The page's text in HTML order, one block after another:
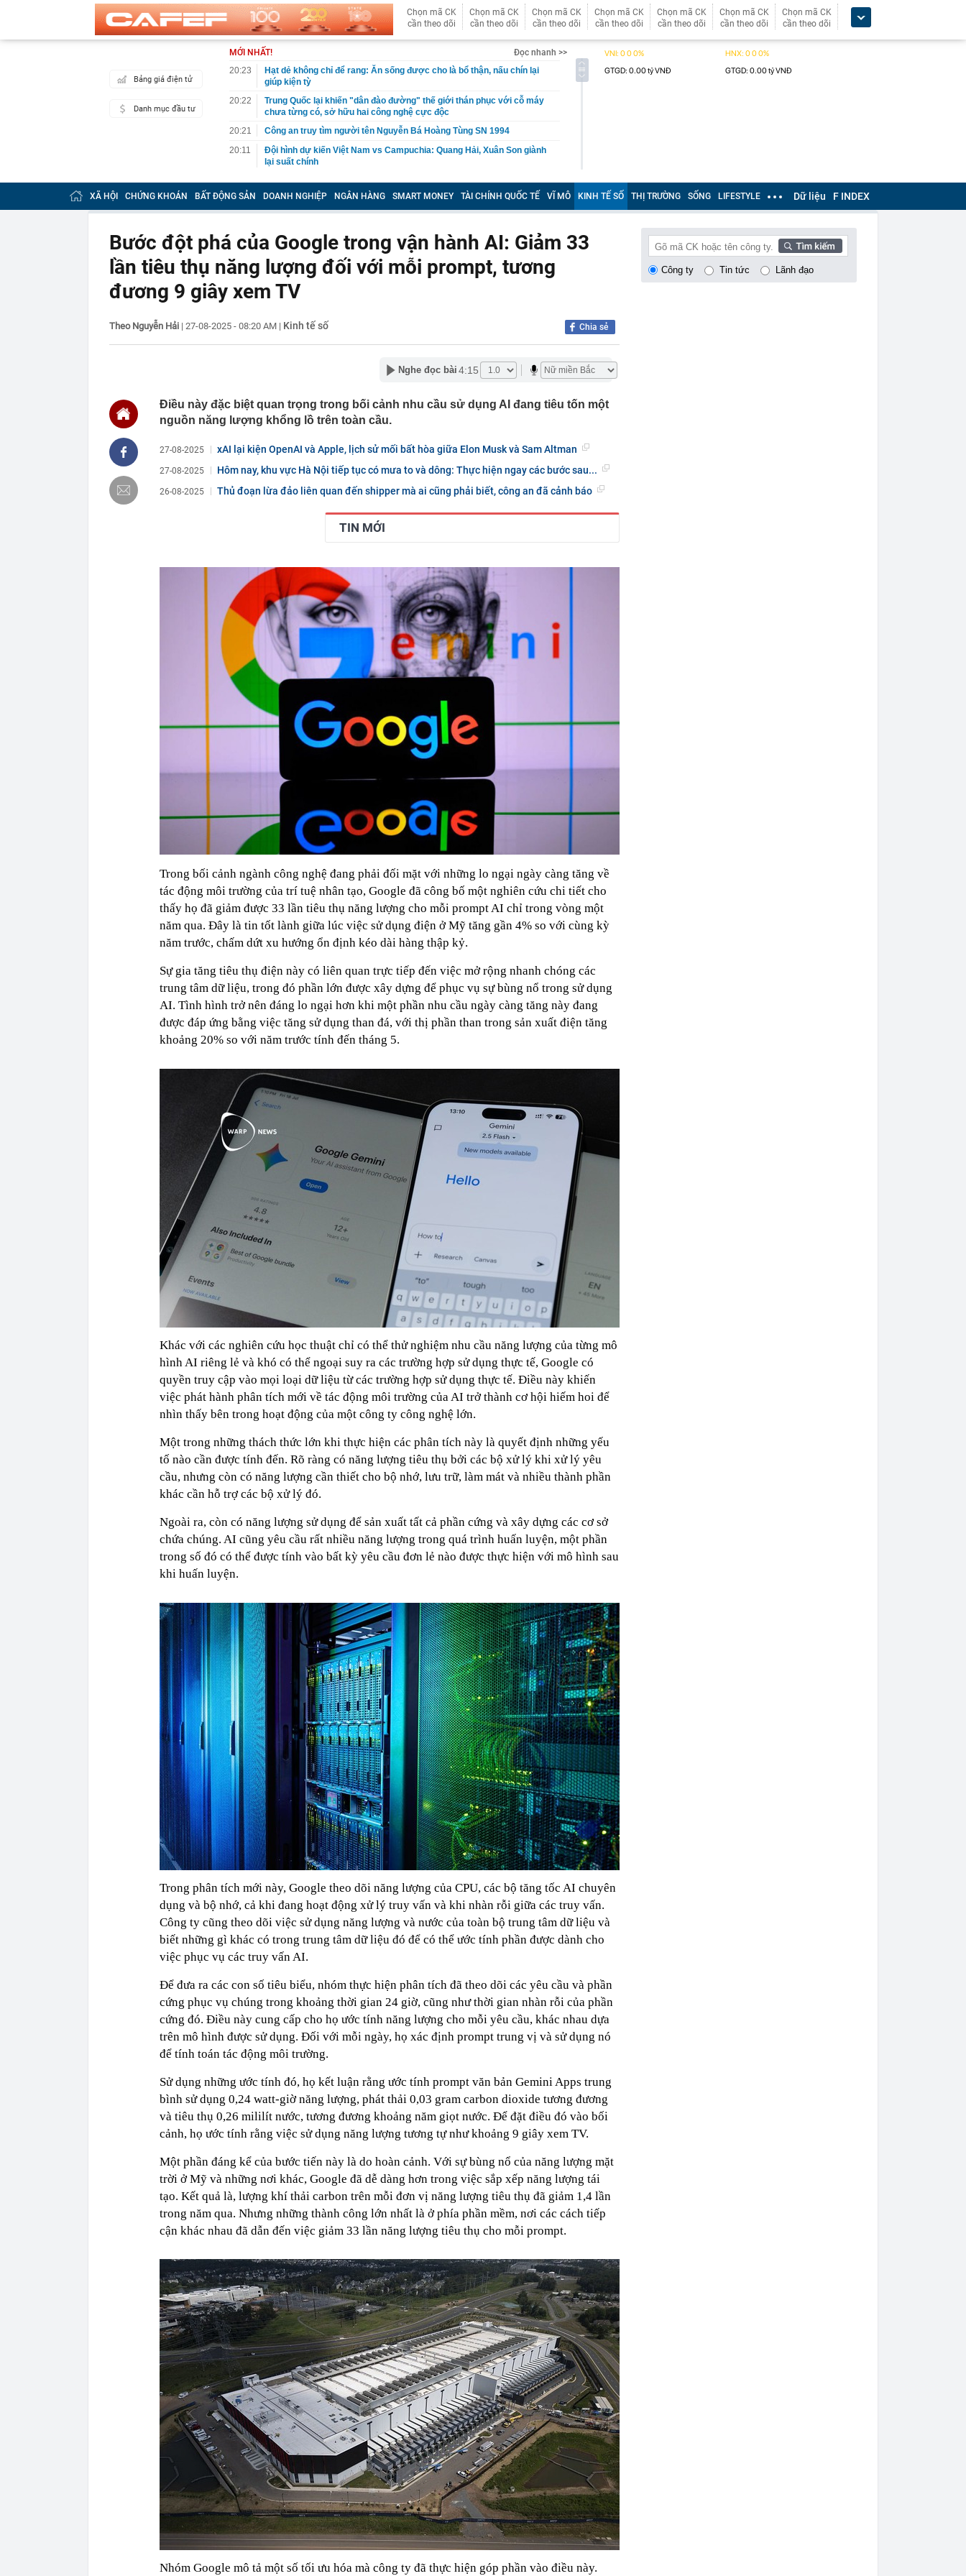
Chọn mã CK
cần theo dõi
Chọn mã CK
cần theo dõi
Chọn mã CK
cần theo dõi
Chọn mã CK
cần theo dõi
Chọn mã CK
cần theo dõi
Chọn mã CK
cần theo dõi
Chọn mã CK
cần theo dõi
Bảng giá điện tử
Danh mục đầu tư
MỚI NHẤT!
Đọc nhanh >>
20:23
Hạt dẻ không chỉ để rang: Ăn sống được cho là bổ thận, nấu chín lại
giúp kiện tỳ
20:22
Trung Quốc lại khiến "dân đào đường" thế giới thán phục với cỗ máy
chưa từng có, sở hữu hai công nghệ cực độc
20:21
Công an truy tìm người tên Nguyễn Bá Hoàng Tùng SN 1994
20:11
Đội hình dự kiến Việt Nam vs Campuchia: Quang Hải, Xuân Son giành
lại suất chính
20:03
Ra ngân hàng rút 1,5 tỷ đồng tiền mặt, cặp vợ chồng "lọt tầm ngắm" bị
công an tìm đến tận nhà
20:01
Giá card đồ họa dậy sóng ở châu Á, game thủ Việt Nam có “dính bão”?
trước chiến tranh
19:59
Trước 31/8/2026, hoàn thành kế hoạch cơ cấu lại vốn nhà nước tại
doanh nghiệp giai đoạn 2026-2030
19:49
Chuyên gia Phan Anh Tú: Việt Nam không nên vội vàng trước
19:40
Đem đấu giá bộ trang sức kim cương 25 tỷ của bà Trương Mỹ Lan:
Mất hết hóa đơn nhưng món đắt nhất giá 9,4 tỷ
Lý do tên lửa đạn đạo Nga liên tục xuyên thủng lưới phòng không
19:37
Nơi chuẩn bị lên thành phố trực thuộc Trung ương mới của Việt Nam
báo tin vui
MB, Sacombank, HDBank,...
19:21
Cây nha đam 28 năm tuổi héo khô suốt 2 năm bỗng bật chồi, cách xử
Thái Lan: Nam sinh nổ súng đoạt mạng nhiều giáo viên và bạn học
XSMB 7/8 - Kết quả xổ số miền Bắc hôm nay thứ Sáu ngày 7/8/2026
18:57
Tài khoản ngân hàng chưa từng được sử dụng bất ngờ có số dư 100
triệu đồng
XÃ HỘI CHỨNG KHOÁN BẤT ĐỘNG SẢN DOANH NGHIỆP NGÂN HÀNG SMART MONEY TÀI CHÍNH QUỐC TẾ VĨ MÔ KINH TẾ SỐ THỊ TRƯỜNG SỐNG LIFESTYLE Dữ liệu F INDEX
Bước đột phá của Google trong vận hành AI: Giảm 33
lần tiêu thụ năng lượng đối với mỗi prompt, tương
đương 9 giây xem TV
Theo Nguyễn Hải | 27-08-2025 - 08:20 AM | Kinh tế số Chia sẻ
Nghe đọc bài 4:15
Điều này đặc biệt quan trọng trong bối cảnh nhu cầu sử dụng AI đang tiêu tốn một
nguồn năng lượng khổng lồ trên toàn cầu.
27-08-2025 xAI lại kiện OpenAI và Apple, lịch sử mối bất hòa giữa Elon Musk và Sam Altman
27-08-2025 Hôm nay, khu vực Hà Nội tiếp tục có mưa to và dông: Thực hiện ngay các bước sau...
26-08-2025 Thủ đoạn lừa đảo liên quan đến shipper mà ai cũng phải biết, công an đã cảnh báo
TIN MỚI
Trong bối cảnh ngành công nghệ đang phải đối mặt với những lo ngại ngày càng tăng về
tác động môi trường của trí tuệ nhân tạo, Google đã công bố một nghiên cứu chi tiết cho
thấy họ đã giảm được 33 lần tiêu thụ năng lượng cho mỗi prompt AI chỉ trong vòng một
năm qua. Đây là tin tốt lành giữa lúc việc sử dụng điện ở Mỹ tăng gần 4% so với cùng kỳ
năm trước, chấm dứt xu hướng ổn định kéo dài hàng thập kỷ.
Sự gia tăng tiêu thụ điện này có liên quan trực tiếp đến việc mở rộng nhanh chóng các
trung tâm dữ liệu, trong đó phần lớn được xây dựng để phục vụ sự bùng nổ trong sử dụng
AI. Tình hình trở nên đáng lo ngại hơn khi một phần nhu cầu ngày càng tăng này đang
được đáp ứng bằng việc tăng sử dụng than đá, với thị phần than trong sản xuất điện tăng
khoảng 20% so với năm trước tính đến tháng 5.
Khác với các nghiên cứu học thuật chỉ có thể thử nghiệm nhu cầu năng lượng của từng mô
hình AI riêng lẻ và khó có thể ngoại suy ra các trường hợp sử dụng thực tế, Google có
quyền truy cập vào mọi loại dữ liệu từ các trường hợp sử dụng thực tế. Điều này khiến
việc phát hành phân tích mới về tác động môi trường của AI trở thành cơ hội hiếm hoi để
nhìn thấy bên trong hoạt động của một công ty công nghệ lớn.
Một trong những thách thức lớn khi thực hiện các phân tích này là quyết định những yếu
tố nào cần được tính đến. Rõ ràng có năng lượng tiêu thụ bởi các bộ xử lý khi xử lý yêu
cầu, nhưng còn có năng lượng cần thiết cho bộ nhớ, lưu trữ, làm mát và nhiều thành phần
khác cần hỗ trợ các bộ xử lý đó.
Ngoài ra, còn có năng lượng sử dụng để sản xuất tất cả phần cứng và xây dựng các cơ sở
chứa chúng. AI cũng yêu cầu rất nhiều năng lượng trong quá trình huấn luyện, một phần
trong số đó có thể được tính vào bất kỳ yêu cầu đơn lẻ nào được thực hiện với mô hình sau
khi huấn luyện.
Trong phân tích mới này, Google theo dõi năng lượng của CPU, các bộ tăng tốc AI chuyên
dụng và bộ nhớ, cả khi đang hoạt động xử lý truy vấn và khi nhàn rỗi giữa các truy vấn.
Công ty cũng theo dõi việc sử dụng năng lượng và nước của toàn bộ trung tâm dữ liệu và
biết những gì khác có trong trung tâm dữ liệu đó để có thể ước tính phần được dành cho
việc phục vụ các truy vấn AI.
Để đưa ra các con số tiêu biểu, nhóm thực hiện phân tích đã theo dõi các yêu cầu và phần
cứng phục vụ chúng trong khoảng thời gian 24 giờ, cũng như thời gian nhàn rỗi của phần
cứng đó. Điều này cung cấp cho họ ước tính năng lượng cho mỗi yêu cầu, khác nhau dựa
trên mô hình được sử dụng. Đối với mỗi ngày, họ xác định prompt trung vị và sử dụng nó
để tính toán tác động môi trường.
Sử dụng những ước tính đó, họ kết luận rằng ước tính prompt văn bản Gemini Apps trung
bình sử dụng 0,24 watt-giờ năng lượng, phát thải 0,03 gram carbon dioxide tương đương
và tiêu thụ 0,26 mililít nước, tương đương khoảng năm giọt nước. Để đặt điều đó vào bối
cảnh, họ ước tính rằng việc sử dụng năng lượng tương tự như khoảng 9 giây xem TV.
Một phần đáng kể của bước tiến này là do hoàn cảnh. Với sự bùng nổ của năng lượng mặt
trời ở Mỹ và những nơi khác, Google đã dễ dàng hơn trong việc sắp xếp năng lượng tái
tạo. Kết quả là, lượng khí thải carbon trên mỗi đơn vị năng lượng tiêu thụ đã giảm 1,4 lần
trong năm qua. Nhưng những thành công lớn nhất là ở phía phần mềm, nơi các cách tiếp
cận khác nhau đã dẫn đến việc giảm 33 lần năng lượng tiêu thụ cho mỗi prompt.
Nhóm Google mô tả một số tối ưu hóa mà công ty đã thực hiện góp phần vào điều này.
Công ty Tin tức Lãnh đạo